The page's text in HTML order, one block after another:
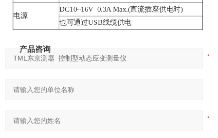
电源
DC10~16V 0.3A Max.(直流插座供电时)
也可通过USB线缆供电
产品咨询